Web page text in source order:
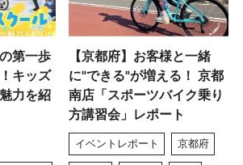
第一歩
キッズ
力を紹
【京都府】お客様と一緒
に"できる"が増える！ 京都
南店「スポーツバイク乗り
方講習会」レポート
イベントレポート 京都府